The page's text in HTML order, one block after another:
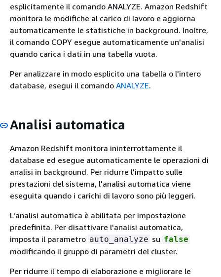
esplicitamente il comando ANALYZE. Amazon Redshift
monitora le modifiche al carico di lavoro e aggiorna
automaticamente le statistiche in background. Inoltre,
il comando COPY esegue automaticamente un'analisi
quando carica i dati in una tabella vuota.
Per analizzare in modo esplicito una tabella o l'intero
database, esegui il comando ANALYZE.
Analisi automatica
Amazon Redshift monitora ininterrottamente il
database ed esegue automaticamente le operazioni di
analisi in background. Per ridurre l'impatto sulle
prestazioni del sistema, l'analisi automatica viene
eseguita quando i carichi di lavoro sono più leggeri.
L'analisi automatica è abilitata per impostazione
predefinita. Per disattivare l'analisi automatica,
imposta il parametro auto_analyze su false
modificando il gruppo di parametri del cluster.
Per ridurre il tempo di elaborazione e migliorare le